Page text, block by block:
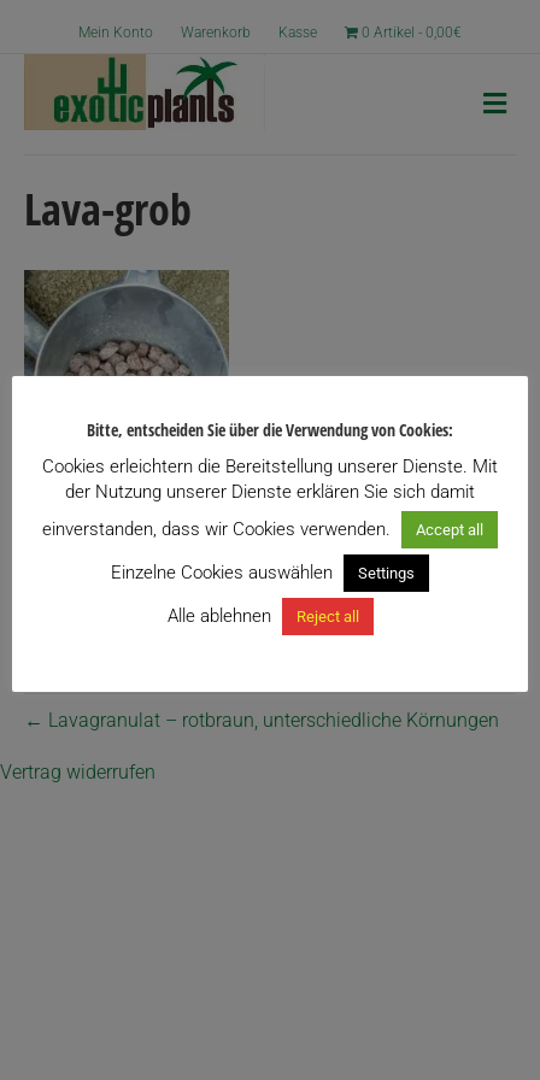
Mein Konto Warenkorb Kasse 0 Artikel 0,00€
N
a
Lava-grob
← Lavagranulat – rotbraun, unterschiedliche Körnungen
Vertrag widerrufen
Bitte, entscheiden Sie über die Verwendung von Cookies:
Cookies erleichtern die Bereitstellung unserer Dienste. Mit
der Nutzung unserer Dienste erklären Sie sich damit
einverstanden, dass wir Cookies verwenden.
Accept all
Einzelne Cookies auswählen Settings
Alle ablehnen Reject all